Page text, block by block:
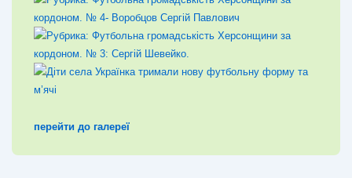
перейти до галереї